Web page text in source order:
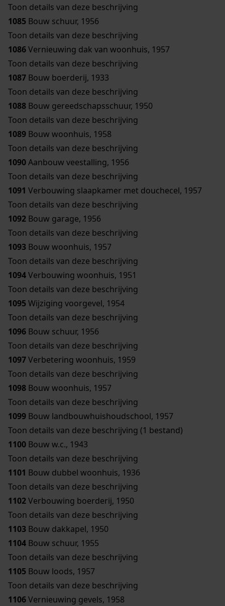
Toon details van deze beschrijving
1085 Bouw schuur, 1956
Toon details van deze beschrijving
1086Vernieuwing dak van woonhuis, 1957
Toon details van deze beschrijving
1087 Bouw boerderij, 1933
Toon details van deze beschrijving
1088 Bouw gereedschapsschuur, 1950
Toon details van deze beschrijving
1089 Bouw woonhuis, 1958
Toon details van deze beschrijving
1090Aanbouw veestalling, 1956
Toon details van deze beschrijving
1091 Verbouwing slaapkamer met douchecel, 1957
Toon details van deze beschrijving
1092 Bouw garage, 1956
Toon details van deze beschrijving
1093 Bouw woonhuis, 1957
Toon details van deze beschrijving
1094Verbouwing woonhuis, 1951
Toon details van deze beschrijving
1095Wijziging voorgevel, 1954
Toon details van deze beschrijving
1096 Bouw schuur, 1956
Toon details van deze beschrijving
1097Verbetering woonhuis, 1959
Toon details van deze beschrijving
1098 Bouw woonhuis, 1957
Toon details van deze beschrijving
1099 Bouw landbouwhuishoudschool, 1957
Toon details van deze beschrijving (1 bestand)
1100 Bouw w.c., 1943
Toon details van deze beschrijving
1101 Bouw dubbel woonhuis, 1936
Toon details van deze beschrijving
1102Verbouwing boerderij, 1950
Toon details van deze beschrijving
1103 Bouw dakkapel, 1950
1104 Bouw schuur, 1955
Toon details van deze beschrijving
1105 Bouw loods, 1957
Toon details van deze beschrijving
1106Vernieuwing gevels, 1958